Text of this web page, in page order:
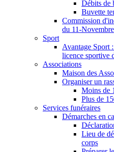
Débits de
Buvette
Commission
du 11-Novembre
Sport
Avantage Sport
licence sportive
Associations
Maison des
Organiser un
Moins de
Plus de
Services funéraires
Démarches en
Lieu de
corps